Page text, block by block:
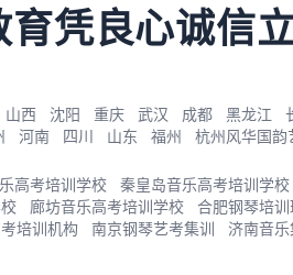
育凭良心诚信
山西 沈阳 重庆 武汉 成都 黑龙江
河南 四川 山东 福州 杭州风华国韵
高考培训学校 秦皇岛音乐高考培训学校
廊坊音乐高考培训学校 合肥钢琴培
培训机构 南京钢琴艺考集训 济南音